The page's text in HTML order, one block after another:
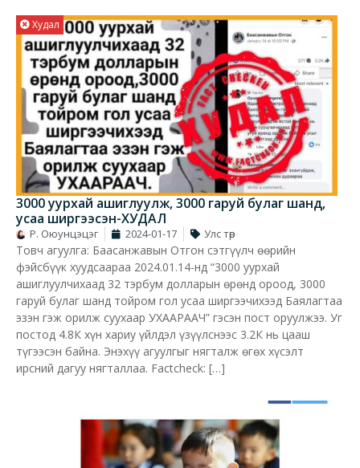
Худал
3000 уурхай ашиглуулж, 3000 гаруй булаг шанд,
усаа ширгээсэн-ХУДАЛ
Р. Оюунцэцэг 2024-01-17 Улс төр
Товч агуулга: Баасанжавын Отгон сэтгүүлч өөрийн
фэйсбүүк хуудсаараа 2024.01.14-нд “3000 уурхай
ашиглуулчихаад 32 тэрбум долларын өрөнд ороод, 3000
гаруй булаг шанд тойром гол усаа ширгээчихээд Баялагтаа
эзэн гэж орилж суухаар УХААРААЧ” гэсэн пост оруулжээ. Уг
постод 4.8К хүн хариу үйлдэл үзүүлснээс 3.2К нь цааш
түгээсэн байна. Энэхүү агуулгыг нягталж өгөх хүсэлт
ирсний дагуу нягталлаа. Factcheck: […]